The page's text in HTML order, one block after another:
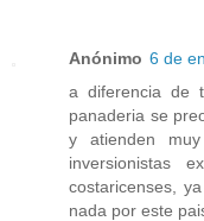
Anónimo 6 de
a diferencia de
panaderia se
y atienden
inversionistas
costaricenses,
nada por este